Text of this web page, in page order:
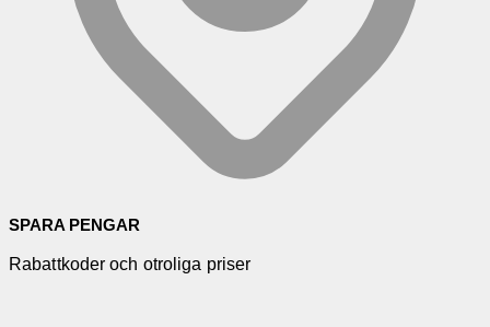
SPARA PENGAR
Rabattkoder och otroliga priser